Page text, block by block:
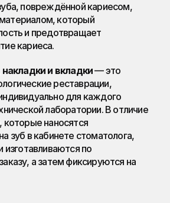
повреждённой кариесом,
который
и предотвращает
кариеса.
накладки и вкладки — это
реставрации,
для каждого
лаборатории. В отличие
наносятся
зуб в кабинете стоматолога,
изготавливаются по
а затем фиксируются на